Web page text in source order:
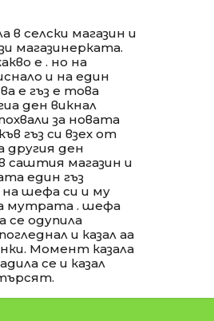
селски магазин и
магазинерката.
е . но на
и на един
е гъз е това
ден викнал
за новата
гъз си взех от
другия ден
магазин и
един гъз
шефа си и му
мутрата . шефа
се одупила
и казал аа
Момент казала
се и казал